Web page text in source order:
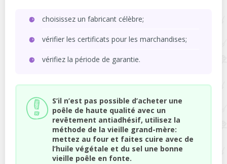
choisissez un fabricant célèbre;
vérifier les certificats pour les marchandises;
vérifiez la période de garantie.
S’il n’est pas possible d’acheter une
poêle de haute qualité avec un
revêtement antiadhésif, utilisez la
méthode de la vieille grand-mère:
mettez au four et faites cuire avec de
l’huile végétale et du sel une bonne
vieille poêle en fonte.